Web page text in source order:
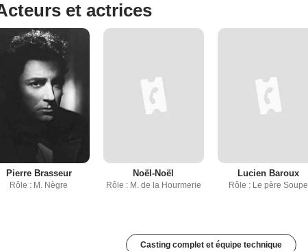
et actrices
Pierre Brasseur
Rôle : M. Nègre
Noël-Noël
Rôle : M. de la Hourmerie
Lucien Baroux
Rôle : Le père Soupe
Casting complet et équipe technique